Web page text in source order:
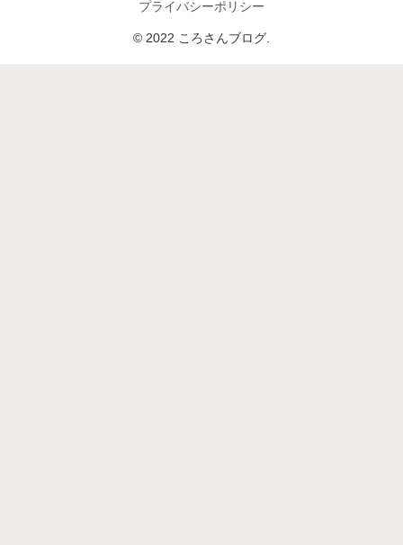
プライバシーポリシー
© 2022 ころさんブログ.